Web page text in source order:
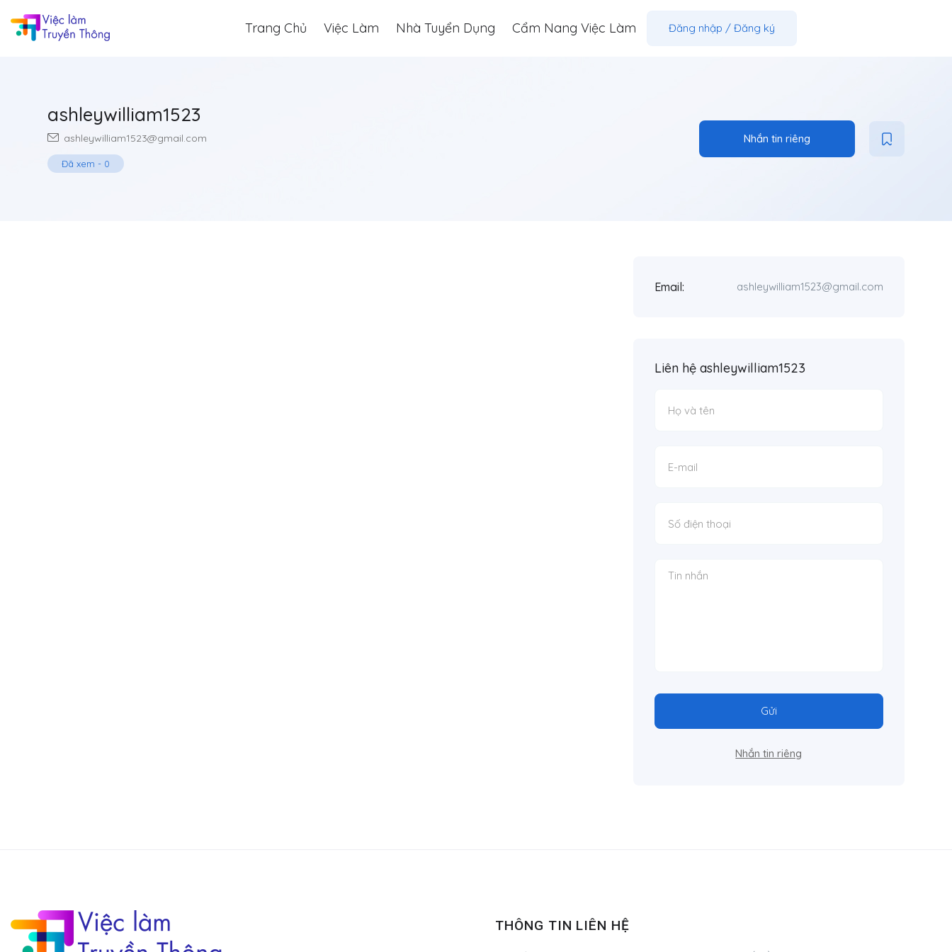
Trang Chủ Việc Làm Nhà Tuyển Dụng Cẩm Nang Việc Làm Đăng nhập / Đăng ký
ashleywilliam1523
ashleywilliam1523@gmail.com
Đã xem - 0
Nhắn tin riêng
Email: ashleywilliam1523@gmail.com
Liên hệ ashleywilliam1523
Gửi
Nhắn tin riêng
THÔNG TIN LIÊN HỆ